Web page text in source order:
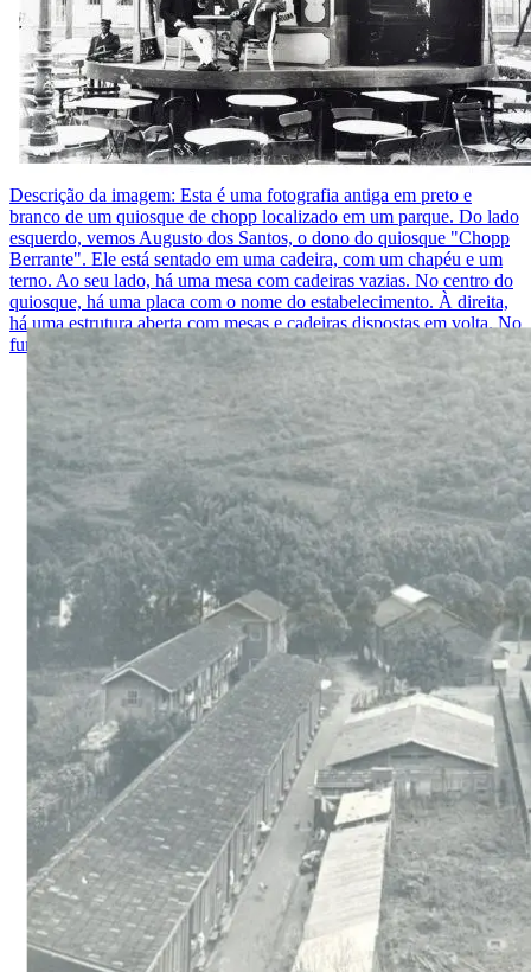
Descrição da imagem: Esta é uma fotografia antiga em preto e
branco de um quiosque de chopp localizado em um parque. Do lado
esquerdo, vemos Augusto dos Santos, o dono do quiosque "Chopp
Berrante". Ele está sentado em uma cadeira, com um chapéu e um
terno. Ao seu lado, há uma mesa com cadeiras vazias. No centro do
quiosque, há uma placa com o nome do estabelecimento. À direita,
há uma estrutura aberta com mesas e cadeiras dispostas em volta. No
fundo, vemos árvores e parte de um prédio.